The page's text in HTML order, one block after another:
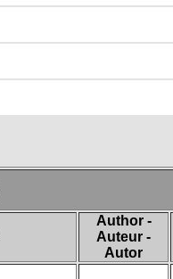
Author -
Auteur -
Autor